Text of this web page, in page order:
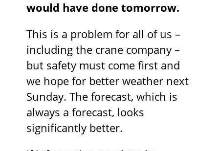
would have done tomorrow.
This is a problem for all of us –
including the crane company –
but safety must come first and
we hope for better weather next
Sunday. The forecast, which is
always a forecast, looks
significantly better.